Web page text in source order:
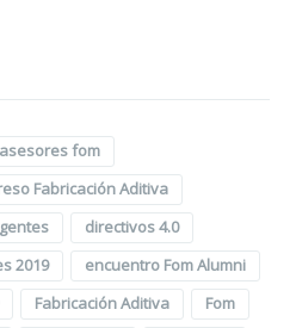
asesores fom
Fabricación Aditiva
directivos 4.0
2019
encuentro Fom Alumni
Fabricación Aditiva
Fom